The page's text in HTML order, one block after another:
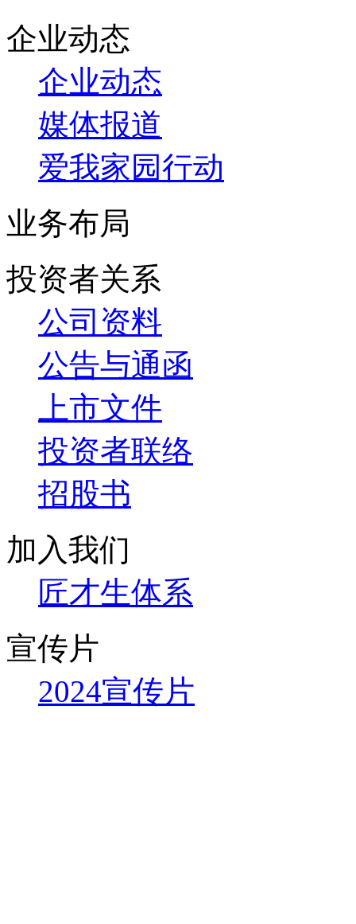
企业动态
企业动态
媒体报道
爱我家园行动
业务布局
投资者关系
公司资料
公告与通函
上市文件
投资者联络
招股书
加入我们
匠才生体系
宣传片
2024宣传片